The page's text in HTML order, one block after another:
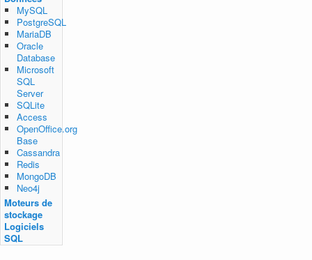
MySQL
PostgreSQL
MariaDB
Oracle
Database
Microsoft
SQL
Server
SQLite
Access
OpenOffice.org
Base
Cassandra
Redis
MongoDB
Neo4j
Moteurs de
stockage
Logiciels
SQL